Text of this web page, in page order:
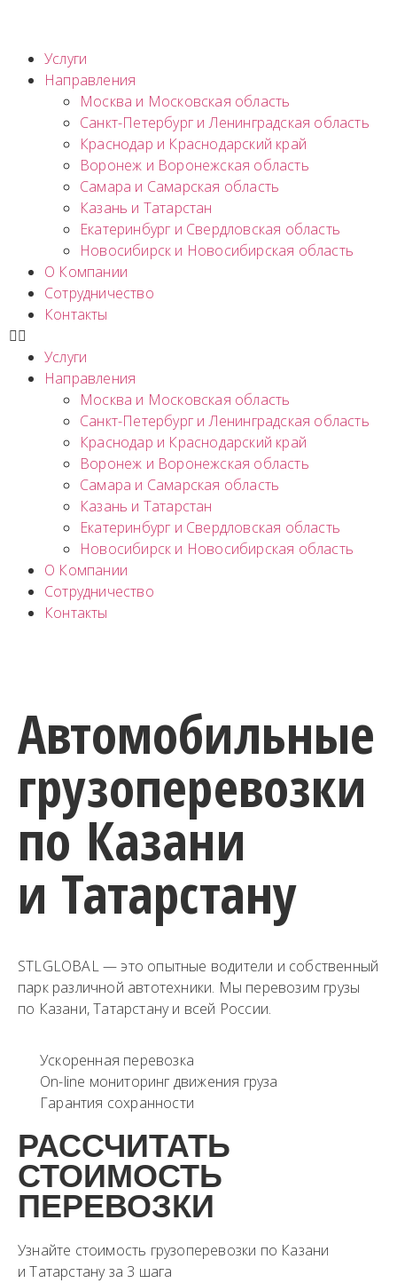
Услуги
Направления
Москва и Московская область
Санкт-Петербург и Ленинградская область
Краснодар и Краснодарский край
Воронеж и Воронежская область
Самара и Самарская область
Казань и Татарстан
Екатеринбург и Свердловская область
Новосибирск и Новосибирская область
О Компании
Сотрудничество
Контакты
Услуги
Направления
Москва и Московская область
Санкт-Петербург и Ленинградская область
Краснодар и Краснодарский край
Воронеж и Воронежская область
Самара и Самарская область
Казань и Татарстан
Екатеринбург и Свердловская область
Новосибирск и Новосибирская область
О Компании
Сотрудничество
Контакты
Автомобильные
грузоперевозки
по Казани
и Татарстану​
STLGLOBAL — это опытные водители и собственный
парк различной автотехники. Мы перевозим грузы
по Казани, Татарстану​ и всей России.
Ускоренная перевозка
On-line мониторинг движения груза
Гарантия сохранности
РАССЧИТАТЬ
СТОИМОСТЬ
ПЕРЕВОЗКИ
Узнайте стоимость грузоперевозки по Казани
и Татарстану​ за 3 шага